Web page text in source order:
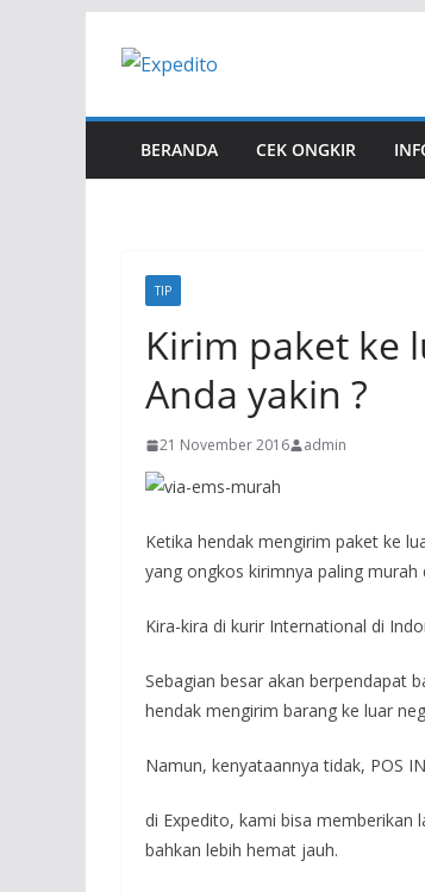
BERANDA CEK ONGKIR
TIP
Kirim paket ke
Anda yakin ?
21 November 2016 admin
Ketika hendak mengirim paket ke
yang ongkos kirimnya paling murah
Kira-kira di kurir International di
Sebagian besar akan berpendapat
hendak mengirim barang ke luar
Namun, kenyataannya tidak, POS
di Expedito, kami bisa memberikan
bahkan lebih hemat jauh.